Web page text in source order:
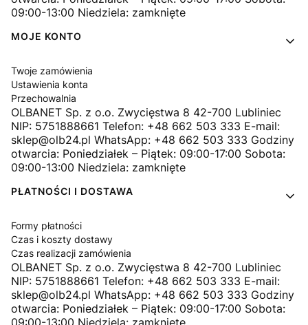
09:00-13:00 Niedziela: zamknięte
MOJE KONTO
Twoje zamówienia
Ustawienia konta
Przechowalnia
OLBANET Sp. z o.o. Zwycięstwa 8 42-700 Lubliniec
NIP: 5751888661 Telefon: +48 662 503 333 E-mail:
sklep@olb24.pl WhatsApp: +48 662 503 333 Godziny
otwarcia: Poniedziałek – Piątek: 09:00-17:00 Sobota:
09:00-13:00 Niedziela: zamknięte
PŁATNOŚCI I DOSTAWA
Formy płatności
Czas i koszty dostawy
Czas realizacji zamówienia
OLBANET Sp. z o.o. Zwycięstwa 8 42-700 Lubliniec
NIP: 5751888661 Telefon: +48 662 503 333 E-mail:
sklep@olb24.pl WhatsApp: +48 662 503 333 Godziny
otwarcia: Poniedziałek – Piątek: 09:00-17:00 Sobota:
09:00-13:00 Niedziela: zamknięte